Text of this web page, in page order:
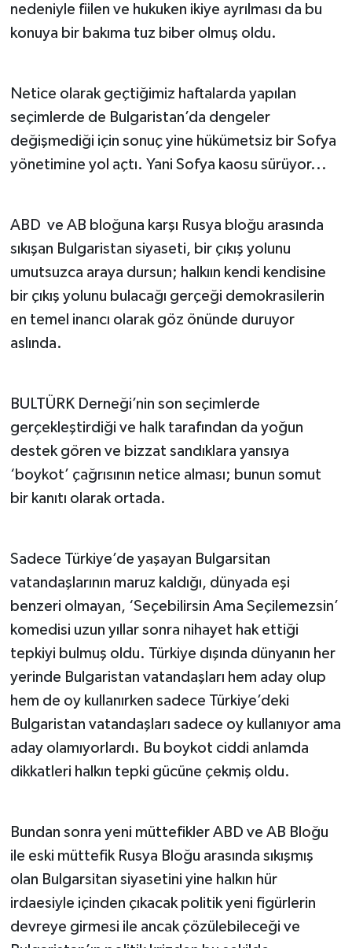
nedeniyle fiilen ve hukuken ikiye ayrılması da bu
konuya bir bakıma tuz biber olmuş oldu.
Netice olarak geçtiğimiz haftalarda yapılan
seçimlerde de Bulgaristan’da dengeler
değişmediği için sonuç yine hükümetsiz bir Sofya
yönetimine yol açtı. Yani Sofya kaosu sürüyor...
ABD ve AB bloğuna karşı Rusya bloğu arasında
sıkışan Bulgaristan siyaseti, bir çıkış yolunu
umutsuzca araya dursun; halkıın kendi kendisine
bir çıkış yolunu bulacağı gerçeği demokrasilerin
en temel inancı olarak göz önünde duruyor
aslında.
BULTÜRK Derneği’nin son seçimlerde
gerçekleştirdiği ve halk tarafından da yoğun
destek gören ve bizzat sandıklara yansıya
‘boykot’ çağrısının netice alması; bunun somut
bir kanıtı olarak ortada.
Sadece Türkiye’de yaşayan Bulgarsitan
vatandaşlarının maruz kaldığı, dünyada eşi
benzeri olmayan, ‘Seçebilirsin Ama Seçilemezsin’
komedisi uzun yıllar sonra nihayet hak ettiği
tepkiyi bulmuş oldu. Türkiye dışında dünyanın her
yerinde Bulgaristan vatandaşları hem aday olup
hem de oy kullanırken sadece Türkiye’deki
Bulgaristan vatandaşları sadece oy kullanıyor ama
aday olamıyorlardı. Bu boykot ciddi anlamda
dikkatleri halkın tepki gücüne çekmiş oldu.
Bundan sonra yeni müttefikler ABD ve AB Bloğu
ile eski müttefik Rusya Bloğu arasında sıkışmış
olan Bulgarsitan siyasetini yine halkın hür
irdaesiyle içinden çıkacak politik yeni figürlerin
devreye girmesi ile ancak çözülebileceği ve